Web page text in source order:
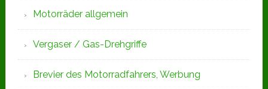
Motorräder allgemein
Vergaser / Gas-Drehgriffe
Brevier des Motorradfahrers, Werbung